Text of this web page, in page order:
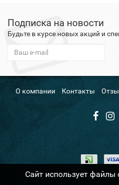
Подписка на новости
Будьте в курсе новых акций и
О компании Контакты
Сайт использует файлы